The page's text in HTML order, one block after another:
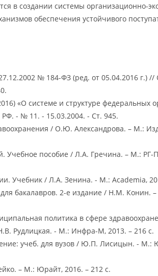
в создании системы организационно-
обеспечения устойчивого
№ 184-ФЗ (ред. от 05.04.2016 г.) //
«О системе и структуре федеральных
РФ. - № 11. - 15.03.2004. - Ст. 945.
/ О.Ю. Александрова. – М.:
Учебное пособие / Л.А. Гречина. – М.: РГ-
Учебник / Л.А. Зенина. - М.: Academia,
бакалавров. 2-е издание / Н.М. Конин.
политика в сфере
Рудлицкая. - М.: Инфра-М, 2013. – 216 с.
учеб. для вузов / Ю.П. Лисицын. -
– М.: Юрайт, 2016. – 212 с.